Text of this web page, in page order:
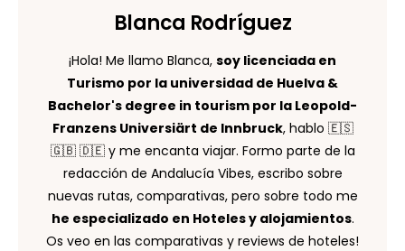
Blanca Rodríguez
¡Hola! Me llamo Blanca, soy licenciada en
Turismo por la universidad de Huelva &
Bachelor's degree in tourism por la Leopold-
Franzens Universiärt de Innbruck, hablo 🇪🇸
🇬🇧 🇩🇪 y me encanta viajar. Formo parte de la
redacción de Andalucía Vibes, escribo sobre
nuevas rutas, comparativas, pero sobre todo me
he especializado en Hoteles y alojamientos.
Os veo en las comparativas y reviews de hoteles!